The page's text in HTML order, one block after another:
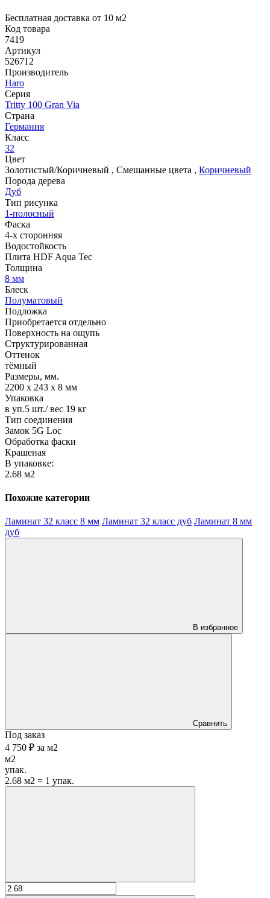
Бесплатная доставка от 10 м2
Код товара
7419
Артикул
526712
Производитель
Haro
Серия
Tritty 100 Gran Via
Страна
Германия
Класс
32
Цвет
Золотистый/Коричневый , Смешанные цвета , Коричневый
Порода дерева
Дуб
Тип рисунка
1-полосный
Фаска
4-х сторонняя
Водостойкость
Плита HDF Aqua Tec
Толщина
8 мм
Блеск
Полуматовый
Подложка
Приобретается отдельно
Поверхность на ощупь
Структурированная
Оттенок
тёмный
Размеры, мм.
2200 х 243 х 8 мм
Упаковка
в уп.5 шт./ вес 19 кг
Тип соединения
Замок 5G Loc
Обработка фаски
Крашеная
В упаковке:
2.68 м2
Похожие категории
Ламинат 32 класс 8 мм Ламинат 32 класс дуб Ламинат 8 мм
дуб
В избранное
Сравнить
Под заказ
4 750 ₽ за м2
м2
упак.
2.68 м2 = 1 упак.